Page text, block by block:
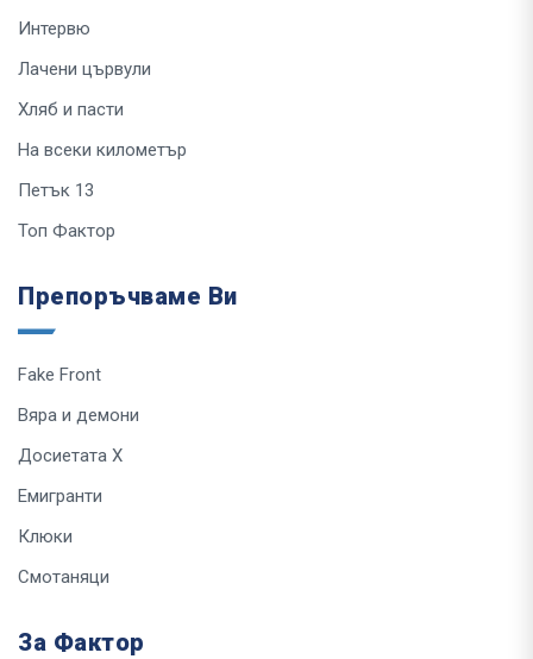
Интервю
Лачени цървули
Хляб и пасти
На всеки километър
Петък 13
Топ Фактор
Препоръчваме Ви
Fake Front
Вяра и демони
Досиетата Х
Емигранти
Клюки
Смотаняци
За Фактор